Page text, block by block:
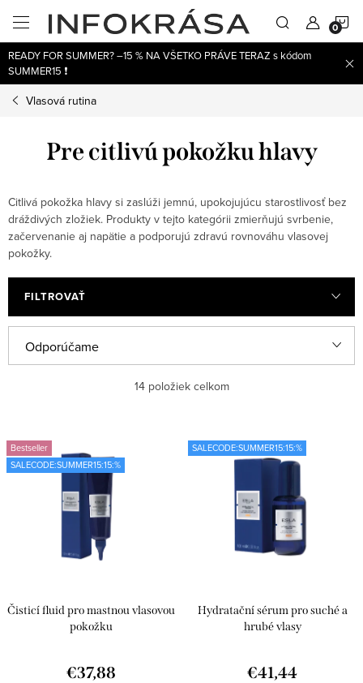
obsah
READY FOR SUMMER? –15 % NA VŠETKO PRÁVE TERAZ s kódom
SUMMER15 ❗
Vlasová rutina
Pre citlivú pokožku hlavy
Citlivá pokožka hlavy si zaslúži jemnú, upokojujúcu starostlivosť bez
dráždivých zložiek. Produkty v tejto kategórii zmierňujú svrbenie,
začervenanie aj napätie a podporujú zdravú rovnováhu vlasovej
pokožky.
FILTROVAŤ
ý
s
p
k
a
n
i
d
Odporúčame
Najpredávanejšie
Abecedne
14položiek celkom
Bestseller
SALECODE:SUMMER15:15:%
Čisticí fluid pro mastnou vlasovou
pokožku
€37,88
SALECODE:SUMMER15:15:%
Hydratační sérum pro suché a
hrubé vlasy
€41,44